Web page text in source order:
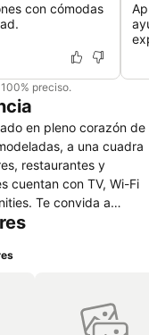
con cómodas
preciso.
en pleno corazón de
a una cuadra
restaurantes y
cuentan con TV, Wi-Fi
Te convida a
en las
y entretenido.